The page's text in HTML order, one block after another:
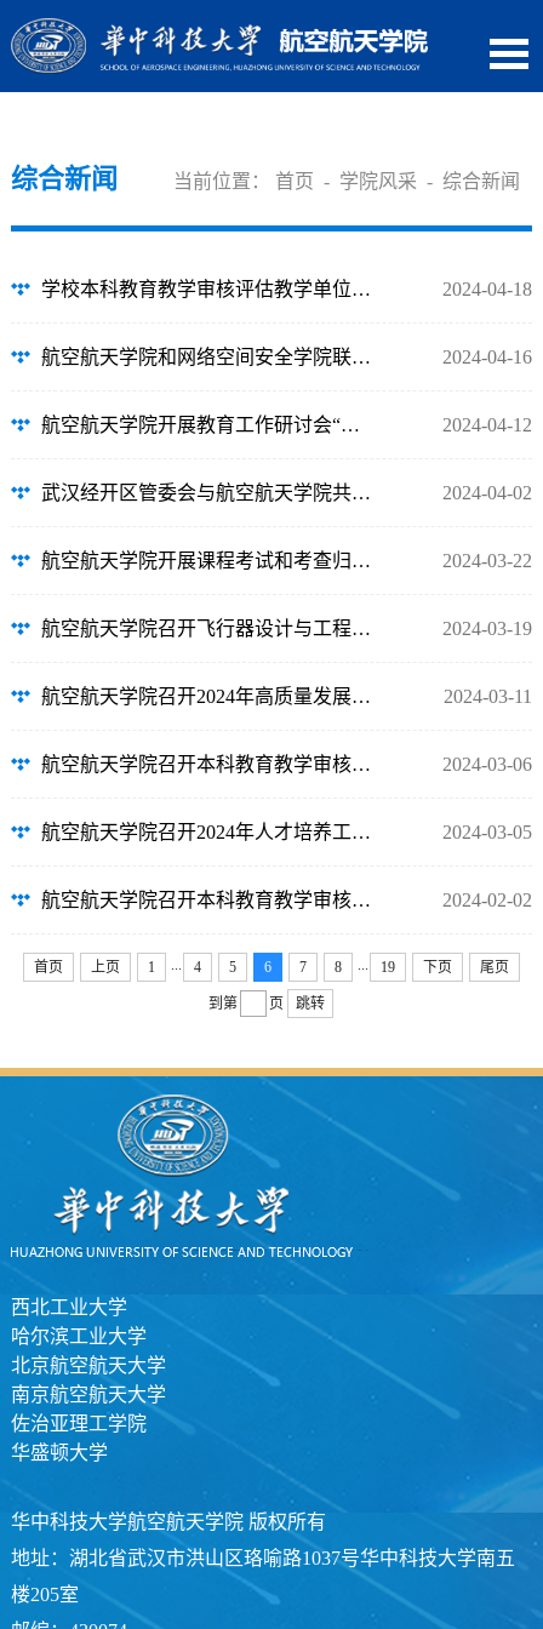
综合新闻 当前位置： 首页 - 学院风采 -综合新闻
学校本科教育教学审核评估教学单位自评自建专项检查组来我院检查指导工作 2024-04-18
航空航天学院和网络空间安全学院联合开展消防安全培训和应急疏散演练活动 2024-04-16
航空航天学院开展教育工作研讨会“午餐会”活动 2024-04-12
武汉经开区管委会与航空航天学院共谋发展 2024-04-02
航空航天学院开展课程考试和考查归档资料的集中复查工作 2024-03-22
航空航天学院召开飞行器设计与工程专业2024级本科培养计划修订论证会 2024-03-19
航空航天学院召开2024年高质量发展务虚会 2024-03-11
航空航天学院召开本科教育教学审核评估自评自建第二次工作推进会 2024-03-06
航空航天学院召开2024年人才培养工作会议 2024-03-05
航空航天学院召开本科教育教学审核评估“自评自建”工作推进会 2024-02-02
首页 上页 1 ... 4 5 6 7 8 ... 19 下页 尾页
到第 页 跳转
西北工业大学
哈尔滨工业大学
北京航空航天大学
南京航空航天大学
佐治亚理工学院
华盛顿大学
华中科技大学航空航天学院 版权所有
地址：湖北省武汉市洪山区珞喻路1037号华中科技大学南五
楼205室